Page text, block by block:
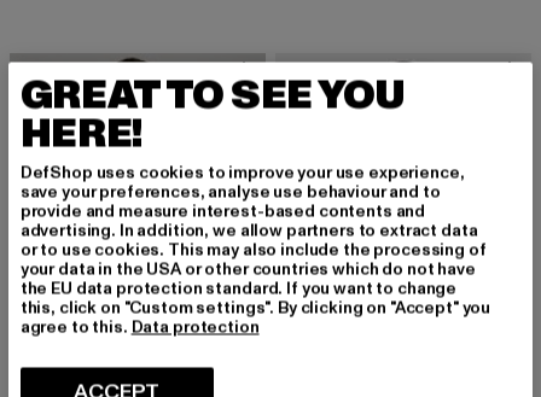
GREAT TO SEE YOU
HERE!
DefShop uses cookies to improve your use experience,
save your preferences, analyse use behaviour and to
provide and measure interest-based contents and
advertising. In addition, we allow partners to extract data
or to use cookies. This may also include the processing of
your data in the USA or other countries which do not have
the EU data protection standard. If you want to change
this, click on "Custom settings". By clicking on "Accept" you
agree to this. Data protection